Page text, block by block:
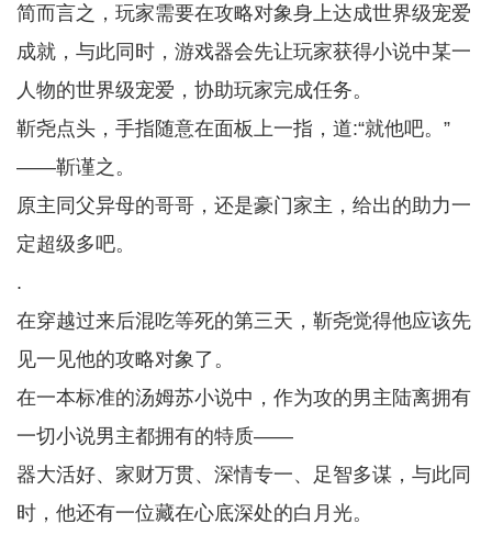
简而言之，玩家需要在攻略对象身上达成世界级宠爱
成就，与此同时，游戏器会先让玩家获得小说中某一
人物的世界级宠爱，协助玩家完成任务。
靳尧点头，手指随意在面板上一指，道:“就他吧。”
——靳谨之。
原主同父异母的哥哥，还是豪门家主，给出的助力一
定超级多吧。
.
在穿越过来后混吃等死的第三天，靳尧觉得他应该先
见一见他的攻略对象了。
在一本标准的汤姆苏小说中，作为攻的男主陆离拥有
一切小说男主都拥有的特质——
器大活好、家财万贯、深情专一、足智多谋，与此同
时，他还有一位藏在心底深处的白月光。